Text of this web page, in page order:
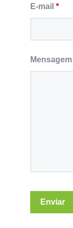
E-mail *
Mensagem